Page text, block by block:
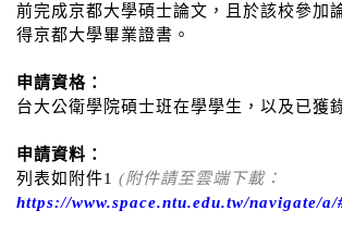
前完成京都大學碩士論文，且於該校參加
得京都大學畢業證書。
申請資格：
台大公衛學院碩士班在學學生，以及已獲
申請資料：
列表如附件1 (附件請至雲端下載：
https://www.space.ntu.edu.tw/navigate/